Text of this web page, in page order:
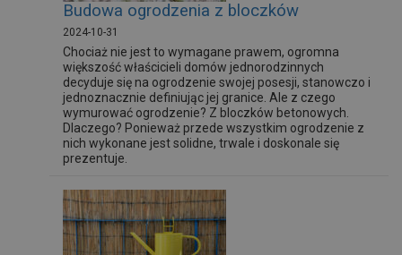
Budowa ogrodzenia z bloczków
2024-10-31
Chociaż nie jest to wymagane prawem, ogromna
większość właścicieli domów jednorodzinnych
decyduje się na ogrodzenie swojej posesji, stanowczo i
jednoznacznie definiując jej granice. Ale z czego
wymurować ogrodzenie? Z bloczków betonowych.
Dlaczego? Ponieważ przede wszystkim ogrodzenie z
nich wykonane jest solidne, trwale i doskonale się
prezentuje.